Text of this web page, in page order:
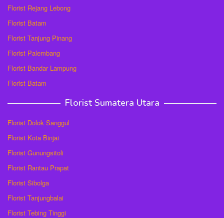
Florist Rejang Lebong
Florist Batam
Florist Tanjung Pinang
Florist Palembang
Florist Bandar Lampung
Florist Batam
Florist Sumatera Utara
Florist Dolok Sanggul
Florist Kota Binjai
Florist Gunungsitoli
Florist Rantau Prapat
Florist Sibolga
Florist Tanjungbalai
Florist Tebing Tinggi